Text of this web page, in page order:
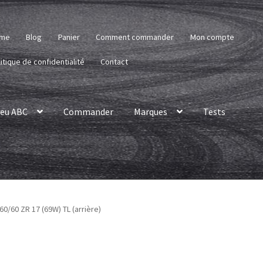
Blog Panier Comment commander Mon compte
de confidentialité Contact
ABC Commander Marques Tests
60 ZR 17 (69W) TL (arrière)